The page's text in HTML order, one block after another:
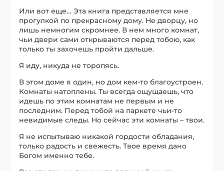
Или вот еще… Эта книга представляется мне
прогулкой по прекрасному дому. Не дворцу, но
лишь немногим скромнее. В нем много комнат,
чьи двери сами открываются перед тобою, как
только ты захочешь пройти дальше.
Я иду, никуда не торопясь.
В этом доме я один, но дом кем-то благоустроен.
Комнаты натоплены. Ты всегда ощущаешь, что
идешь по этим комнатам не первым и не
последним. Перед тобой на паркете чьи-то
невидимые следы. Но сейчас эти комнаты – твои.
Я не испытываю никакой гордости обладания,
только радость и свежесть. Твое время дано
Богом именно тебе.